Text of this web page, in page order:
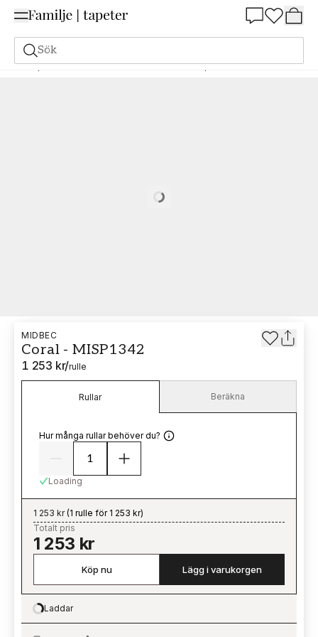
Sök
Tapeter Stil och mönster Geometriska Tapeter Coral - MISP1342
Loading…
MIDBEC
Coral - MISP1342
1 253 kr/rulle
Rullar Beräkna
Hur många rullar behöver du?
Loading
1 253 kr(1 rulle för 1 253 kr)
Totalt pris
1 253 kr
Köp nu Lägg i varukorgen
Loading…
Laddar